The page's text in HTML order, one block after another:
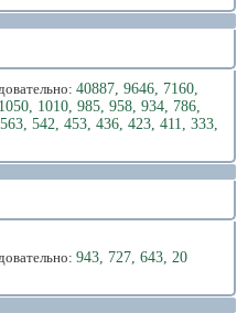
40887, 9646, 7160,
1010, 985, 958, 934, 786,
542, 453, 436, 423, 411, 333,
943, 727, 643, 20